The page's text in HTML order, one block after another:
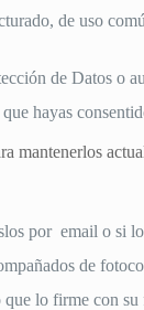
de uso
de Datos o
hayas
mantenerlos
por email o si
de
lo firme con